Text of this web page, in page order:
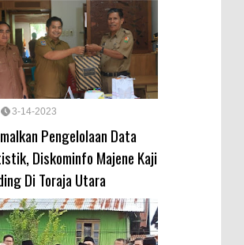
3-14-2023
Pengelolaan Data
Diskominfo Majene Kaji
Di Toraja Utara